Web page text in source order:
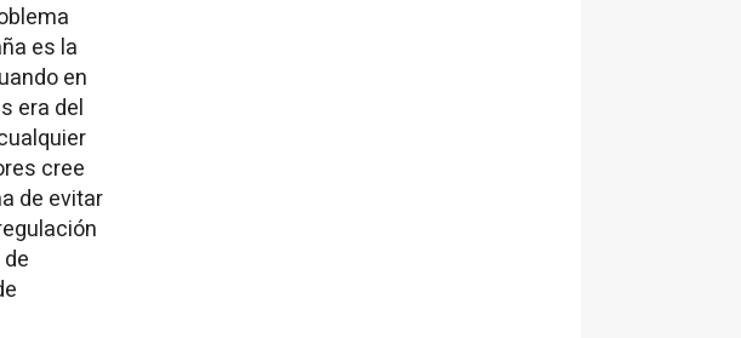
es la
en
era del
cree
de evitar